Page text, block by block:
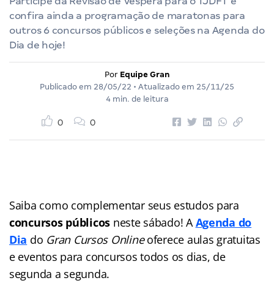
confira ainda a programação de maratonas para
outros 6 concursos públicos e seleções na Agenda do
Dia de hoje!
Por Equipe Gran
Publicado em 28/05/22 • Atualizado em 25/11/25
4 min. de leitura
0 0
Saiba como complementar seus estudos para
concursos públicos neste sábado! AAgenda do
Dia do Gran Cursos Onlineoferece aulas gratuitas
e eventos para concursos todos os dias, de
segunda a segunda.